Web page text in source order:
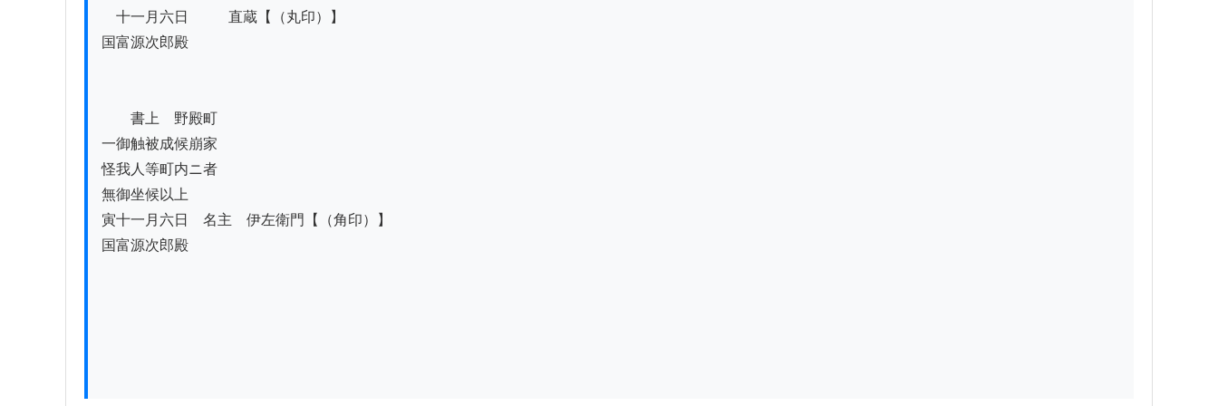
十一月六日　　   直蔵【（丸印）】
国富源次郎殿
書上　野殿町
一御触被成候崩家
怪我人等町内ニ者
無御坐候以上
寅十一月六日　名主　伊左衛門【（角印）】
国富源次郎殿